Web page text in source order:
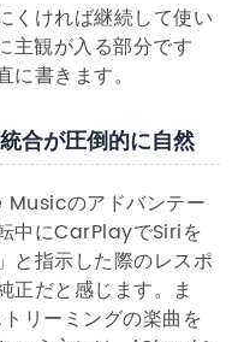
くければ継続して使い
主観が入る部分です
書きます。
合が圧倒的に自然
のアドバンテー
中にCarPlayでSiriを
と指示した際のレスポ
正だと感じます。ま
リーミングの楽曲を